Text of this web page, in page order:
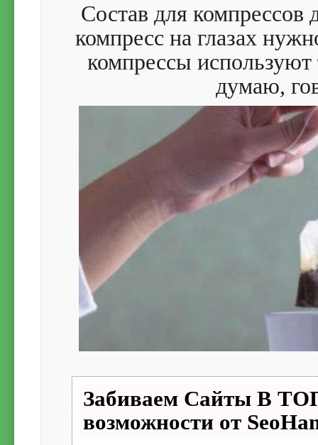
Состав для
компресс на глазах
компрессы
думаю,
Забиваем Сайты В
возможности от